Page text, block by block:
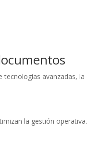
tecnologías avanzadas, la
la gestión